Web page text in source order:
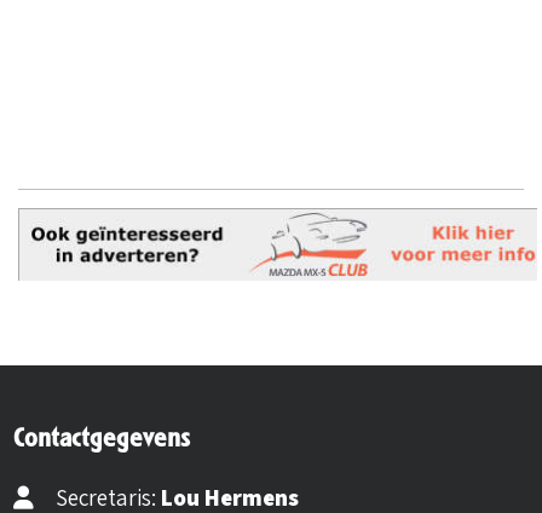
Contactgegevens
Secretaris: Lou Hermens